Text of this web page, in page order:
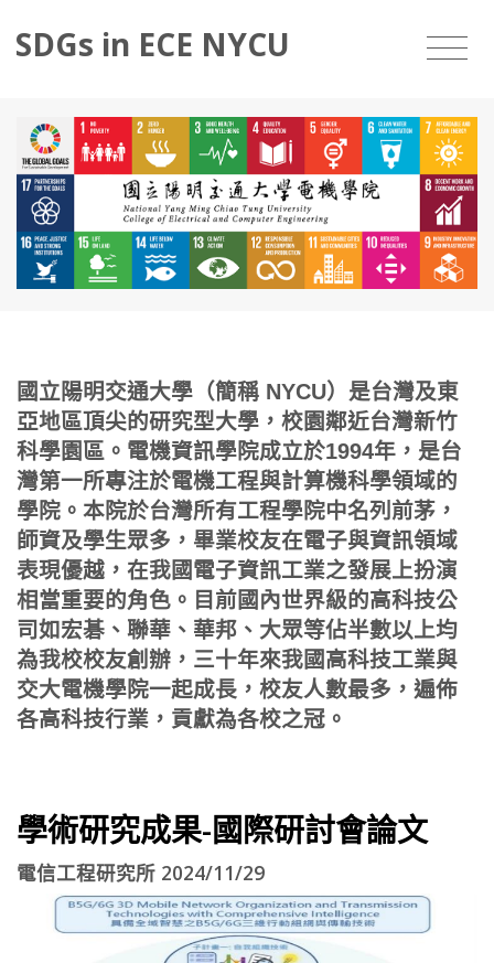
SDGs in ECE NYCU
國立陽明交通大學（簡稱 NYCU）是台灣及東
亞地區頂尖的研究型大學，校園鄰近台灣新竹
科學園區。電機資訊學院成立於1994年，是台
灣第一所專注於電機工程與計算機科學領域的
學院。本院於台灣所有工程學院中名列前茅，
師資及學生眾多，畢業校友在電子與資訊領域
表現優越，在我國電子資訊工業之發展上扮演
相當重要的角色。目前國內世界級的高科技公
司如宏碁、聯華、華邦、大眾等佔半數以上均
為我校校友創辦，三十年來我國高科技工業與
交大電機學院一起成長，校友人數最多，遍佈
各高科技行業，貢獻為各校之冠。
學術研究成果-國際研討會論文
電信工程研究所 2024/11/29